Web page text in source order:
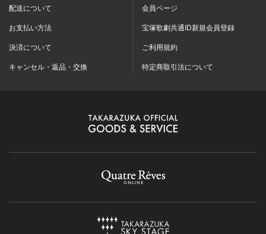
配送について
お支払い方法
決済について
キャンセル・返品・交換
会員ページ
宝塚歌劇共通ID新規会員登録
ご利用規約
特定商取引法について